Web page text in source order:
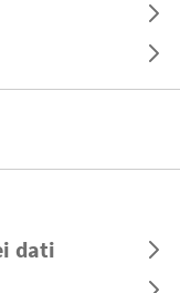
dati